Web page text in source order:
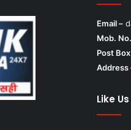
Email –
Mob.
Post
Address
Like